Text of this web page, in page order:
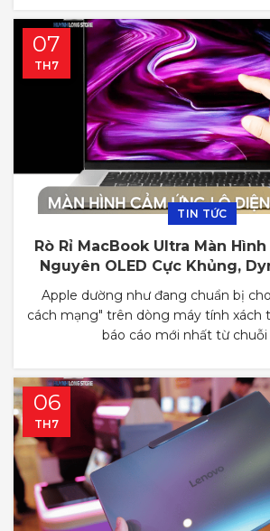
07
TH7
TIN TỨC
Rò Rỉ MacBook Ultra Màn
Nguyên OLED Cực Khủng,
Xuất Hiện, Ra Mắt Tháng
Apple dường như đang chuẩn bị
cách mạng" trên dòng máy tính xách
báo cáo mới nhất từ chuỗi
06
TH7